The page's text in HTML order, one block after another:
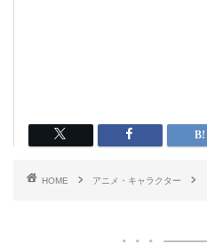
HOME アニメ・キャラクター